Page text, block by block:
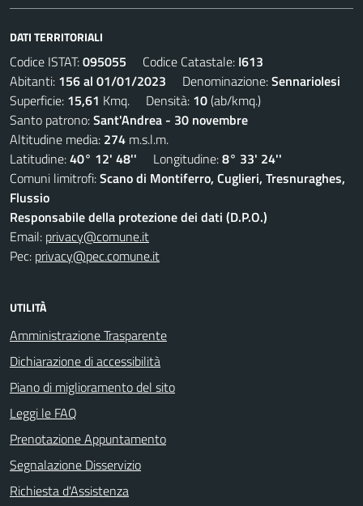
DATI TERRITORIALI
Codice ISTAT:095055 Codice Catastale: I613
Abitanti: 156 al 01/01/2023 Denominazione:Sennariolesi
Superficie: 15,61 Kmq. Densità: 10(ab/kmq.)
Santo patrono:Sant'Andrea - 30 novembre
Altitudine media: 274 m.s.l.m.
Latitudine:40° 12' 48'' Longitudine:8° 33' 24''
Comuni limitrofi:Scano di Montiferro, Cuglieri, Tresnuraghes,
Flussio
Responsabile della protezione dei dati (D.P.O.)
Email: privacy@comune.it
Pec: privacy@pec.comune.it
UTILITÀ
Amministrazione Trasparente
Dichiarazione di accessibilità
Piano di miglioramento del sito
Leggi le FAQ
Prenotazione Appuntamento
Segnalazione Disservizio
Richiesta d'Assistenza